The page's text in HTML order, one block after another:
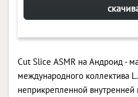
Cut Slice ASMR на Андроид -
международного коллектива
неприкрепленной